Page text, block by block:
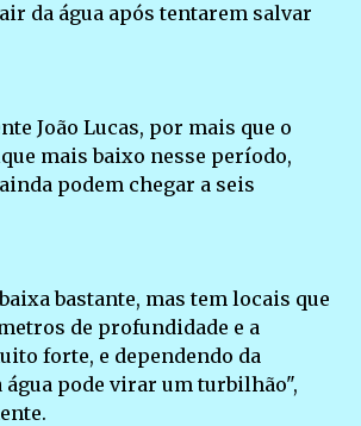
da água após tentarem salvar
João Lucas, por mais que o
mais baixo nesse período,
podem chegar a seis
bastante, mas tem locais que
de profundidade e a
forte, e dependendo da
água pode virar um turbilhão",